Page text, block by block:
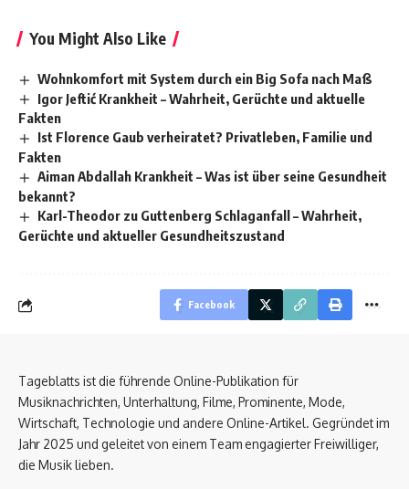
You Might Also Like
Wohnkomfort mit System durch ein Big Sofa nach Maß
Igor Jeftić Krankheit – Wahrheit, Gerüchte und aktuelle
Fakten
Ist Florence Gaub verheiratet? Privatleben, Familie und
Fakten
Aiman Abdallah Krankheit – Was ist über seine Gesundheit
bekannt?
Karl-Theodor zu Guttenberg Schlaganfall – Wahrheit,
Gerüchte und aktueller Gesundheitszustand
Facebook
Tageblatts ist die führende Online-Publikation für
Musiknachrichten, Unterhaltung, Filme, Prominente, Mode,
Wirtschaft, Technologie und andere Online-Artikel. Gegründet im
Jahr 2025 und geleitet von einem Team engagierter Freiwilliger,
die Musik lieben.